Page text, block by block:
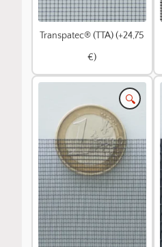
Transpatec® (TTA) (+24,75
€)
🔍